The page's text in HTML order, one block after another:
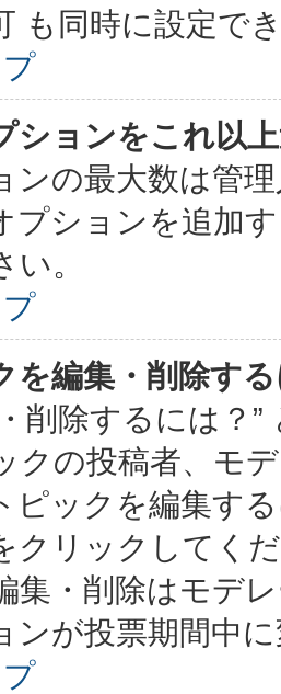
も同時に設定で
ションをこれ以
ンの最大数は管
プションを追加
。
を編集・削除す
削除するには？
クの投稿者、モ
ピックを編集す
クリックしてく
集・削除はモデ
ンが投票期間中